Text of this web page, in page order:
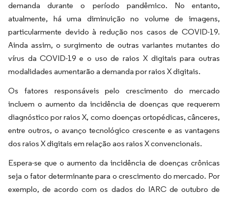
demanda durante o período pandêmico. No entanto,
atualmente, há uma diminuição no volume de imagens,
particularmente devido à redução nos casos de COVID-19.
Ainda assim, o surgimento de outras variantes mutantes do
vírus da COVID-19 e o uso de raios X digitais para outras
modalidades aumentarão a demanda por raios X digitais.
Os fatores responsáveis pelo crescimento do mercado
incluem o aumento da incidência de doenças que requerem
diagnóstico por raios X, como doenças ortopédicas, cânceres,
entre outros, o avanço tecnológico crescente e as vantagens
dos raios X digitais em relação aos raios X convencionais.
Espera-se que o aumento da incidência de doenças crônicas
seja o fator determinante para o crescimento do mercado. Por
exemplo, de acordo com os dados do IARC de outubro de